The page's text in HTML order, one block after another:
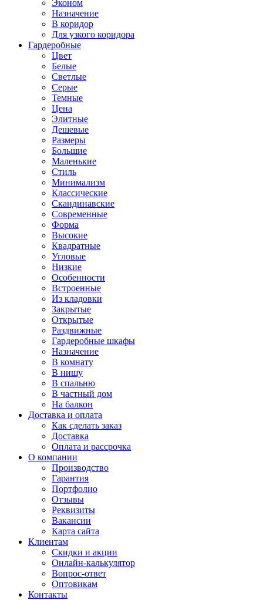
Эконом
Назначение
В коридор
Для узкого коридора
Гардеробные
Цвет
Белые
Светлые
Серые
Темные
Цена
Элитные
Дешевые
Размеры
Большие
Маленькие
Стиль
Минимализм
Классические
Скандинавские
Современные
Форма
Высокие
Квадратные
Угловые
Низкие
Особенности
Встроенные
Из кладовки
Закрытые
Открытые
Раздвижные
Гардеробные шкафы
Назначение
В комнату
В нишу
В спальню
В частный дом
На балкон
Доставка и оплата
Как сделать заказ
Доставка
Оплата и рассрочка
О компании
Производство
Гарантия
Портфолио
Отзывы
Реквизиты
Вакансии
Карта сайта
Клиентам
Скидки и акции
Онлайн-калькулятор
Вопрос-ответ
Оптовикам
Контакты